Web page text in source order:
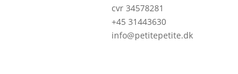
cvr 34578281
+45 31443630
info@petitepetite.dk